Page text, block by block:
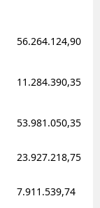
56.264.124,90
11.284.390,35
53.981.050,35
23.927.218,75
7.911.539,74